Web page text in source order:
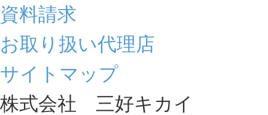
資料請求
お取り扱い代理店
サイトマップ
株式会社 三好キカイ